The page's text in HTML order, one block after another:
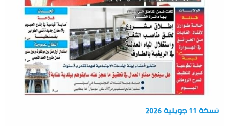
نسخة 11 جويلية 2026